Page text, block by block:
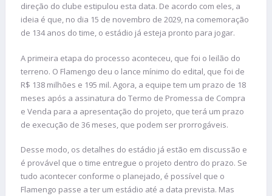
direção do clube estipulou esta data. De acordo com eles, a
ideia é que, no dia 15 de novembro de 2029, na comemoração
de 134 anos do time, o estádio já esteja pronto para jogar.
A primeira etapa do processo aconteceu, que foi o leilão do
terreno. O Flamengo deu o lance mínimo do edital, que foi de
R$ 138 milhões e 195 mil. Agora, a equipe tem um prazo de 18
meses após a assinatura do Termo de Promessa de Compra
e Venda para a apresentação do projeto, que terá um prazo
de execução de 36 meses, que podem ser prorrogáveis.
Desse modo, os detalhes do estádio já estão em discussão e
é provável que o time entregue o projeto dentro do prazo. Se
tudo acontecer conforme o planejado, é possível que o
Flamengo passe a ter um estádio até a data prevista. Mas